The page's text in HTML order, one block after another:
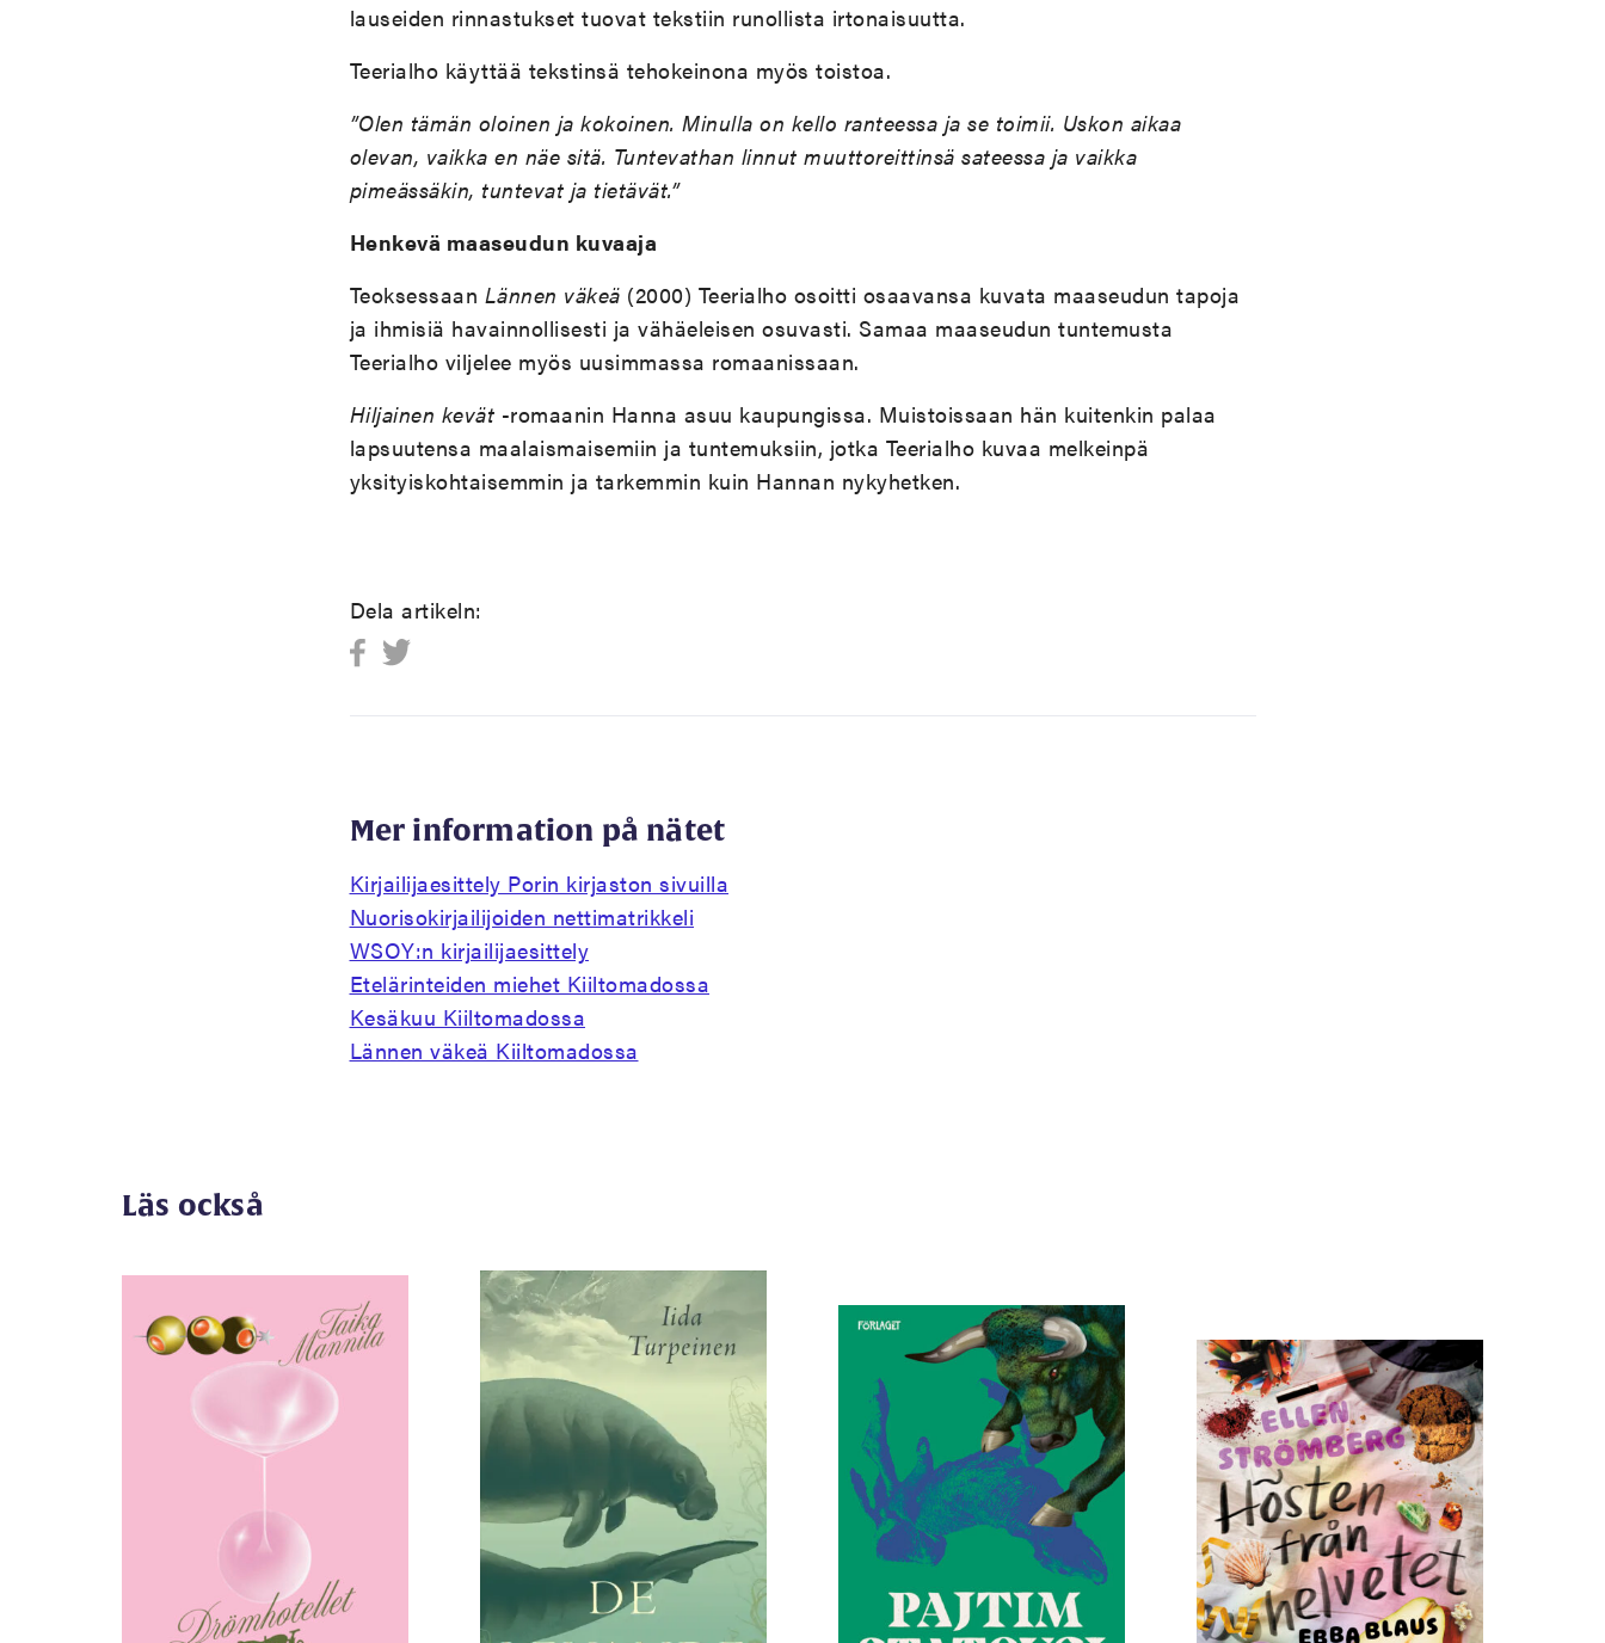
lauseiden rinnastukset tuovat tekstiin runollista irtonaisuutta.
Teerialho käyttää tekstinsä tehokeinona myös toistoa.
”Olen tämän oloinen ja kokoinen. Minulla on kello ranteessa ja se toimii. Uskon aikaa
olevan, vaikka en näe sitä. Tuntevathan linnut muuttoreittinsä sateessa ja vaikka
pimeässäkin, tuntevat ja tietävät.”
Henkevä maaseudun kuvaaja
Teoksessaan Lännen väkeä (2000) Teerialho osoitti osaavansa kuvata maaseudun tapoja
ja ihmisiä havainnollisesti ja vähäeleisen osuvasti. Samaa maaseudun tuntemusta
Teerialho viljelee myös uusimmassa romaanissaan.
Hiljainen kevät -romaanin Hanna asuu kaupungissa. Muistoissaan hän kuitenkin palaa
lapsuutensa maalaismaisemiin ja tuntemuksiin, jotka Teerialho kuvaa melkeinpä
yksityiskohtaisemmin ja tarkemmin kuin Hannan nykyhetken.
Dela artikeln:
Mer information på nätet
Kirjailijaesittely Porin kirjaston sivuilla
Nuorisokirjailijoiden nettimatrikkeli
WSOY:n kirjailijaesittely
Etelärinteiden miehet Kiiltomadossa
Kesäkuu Kiiltomadossa
Lännen väkeä Kiiltomadossa
Läs också